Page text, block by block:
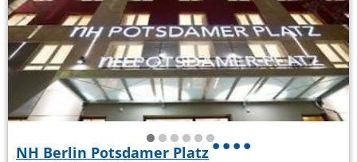
NH Berlin Potsdamer Platz